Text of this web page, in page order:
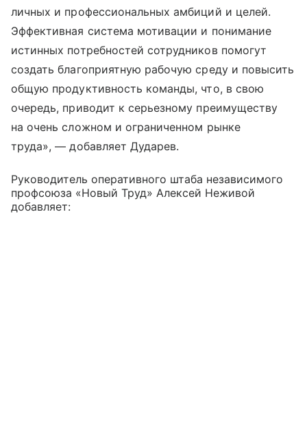
личных и профессиональных амбиций и целей.
Эффективная система мотивации и понимание
истинных потребностей сотрудников помогут
создать благоприятную рабочую среду и повысить
общую продуктивность команды, что, в свою
очередь, приводит к серьезному преимуществу
на очень сложном и ограниченном рынке
труда», — добавляет Дударев.
Руководитель оперативного штаба независимого
профсоюза «Новый Труд» Алексей Неживой
добавляет: